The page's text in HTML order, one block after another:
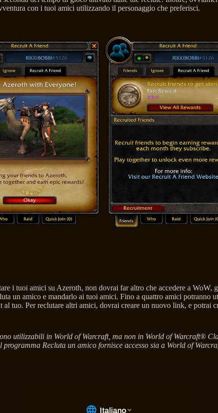
con i tuoi amici utilizzando il personaggio che preferisci.
i tuoi amici su Azeroth, non dovrai far altro che accedere a WoW,
un amico e mandarlo ai tuoi amici. Fino a quattro amici potranno
al tuo. Per reclutare altri amici, dovrai creare un nuovo link, e potrai
utilizzabili in World of Warcraft, ma non in World of Warcraft®
Recluta un amico fornisce accesso sia a World of